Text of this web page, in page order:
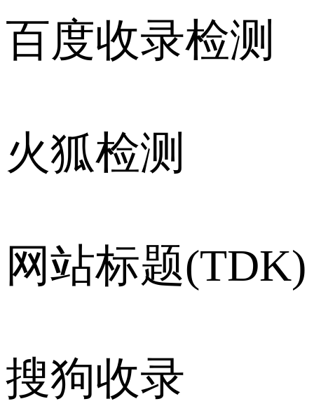
百度收录检测
火狐检测
网站标题(TDK)
搜狗收录